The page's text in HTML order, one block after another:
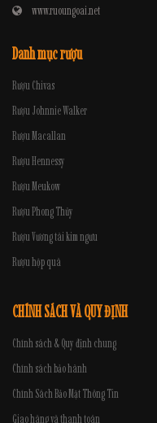
www.ruoungoai.net
Danh mục rượu
Rượu Chivas
Rượu Johnnie Walker
Rượu Macallan
Rượu Hennessy
Rượu Meukow
Rượu Phong Thủy
Rượu Vương tài kim ngưu
Rượu hộp quà
CHÍNH SÁCH VÀ QUY ĐỊNH
Chính sách & Quy định chung
Chính sách bảo hành
Chính Sách Bảo Mật Thông Tin
Giao hàng và thanh toán